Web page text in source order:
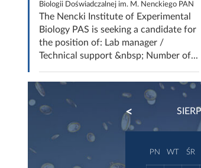
Biologii Doświadczalnej im. M. Nenckiego PAN
The Nencki Institute of Experimental
Biology PAS is seeking a candidate for
the position of: Lab manager /
Technical support &nbsp; Number of...
PREVIOUS
PN WT ŚR